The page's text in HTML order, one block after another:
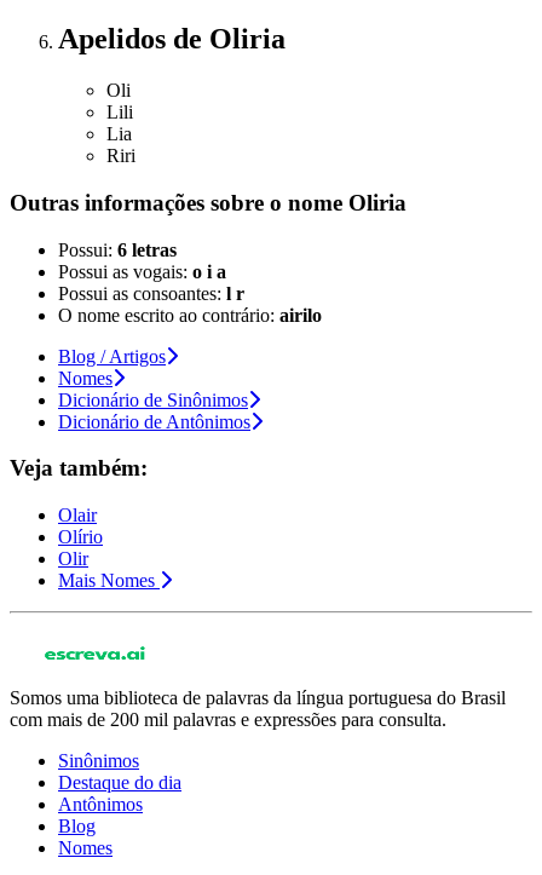
Apelidos de Oliria
Oli
Lili
Lia
Riri
Outras informações sobre o nome Oliria
Possui: 6 letras
Possui as vogais: o i a
Possui as consoantes: l r
O nome escrito ao contrário: airilo
Blog / Artigos
Nomes
Dicionário de Sinônimos
Dicionário de Antônimos
Veja também:
Olair
Olírio
Olir
Mais Nomes
Somos uma biblioteca de palavras da língua portuguesa do Brasil
com mais de 200 mil palavras e expressões para consulta.
Sinônimos
Destaque do dia
Antônimos
Blog
Nomes